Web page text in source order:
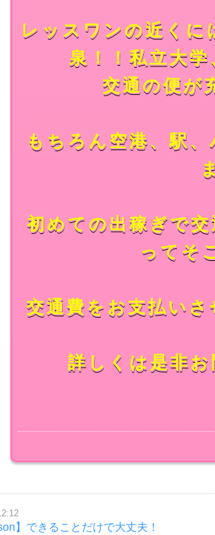
レッスワンの近くに
泉！！私立大
交通の便が
もちろん空港、駅
初めての出稼ぎで
ってそ
交通費をお支払いさ
詳しくは是非お
】できることだけで大丈夫！